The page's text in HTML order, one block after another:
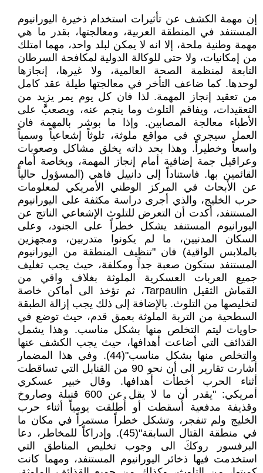
إن مهمة الكشف عن تأثيرات استخدام ذخيرة اليورانيوم
المستنفد في المنطقة العربية، ومعالجتها، بقدر ما هي
مهمة وطنية ملحة، إلا انه لا يمكن لبلد واحد، مهما امتلك
من إمكانيات، ولا حتى للوكالة الدولية لمكافحة السرطان
التابعة لمنظمة الصحة العالمية، ولا غيرها، إنجازها
لوحدها. كما ضاعف التأخر في معالجتها طيلة عقد كامل
من تعقيد إنجاز المهمة. لذا فان كل يوم يمر يزيد من
التعقيدات، ويفاقم التلوث وما ينجم عنه، ويصعبَّ على
الأطباء معالجة المصابين. وإذا ما بوشر بالمهمة فان
العمل سيجري في مواقع ملوثة، تلوثاً إشعاعياً وسمياً
واسعاً وخطيراً. وهذا بحد ذاته يخلق مشاكل وصعوبات
وعراقيل جمة إضافية أمام إنجاز المهمة، وبخاصة أمام
القائمين بها. فاستناداً إلى دانييل فاهي (المسؤول حالياً
عن الأبحاث في المركز الوطني الأمريكي لمعلومات
حرب الخليج، والذي أجرى دراسة مكثفة على اليورانيوم
المستنفد، أكدت أن التعرض للتلوث الإشعاعي الناتج عن
اليورانيوم المستنفد يشكل خطراً على الجنود، وعلى
السكان المدنيين، ما لم يكونوا متدربين، ومجهزين
بالملابس الواقية) فان "تنظيف المنطقة من اليورانيوم
المستنفد ستكون صعبة جداً ومكلفة، حيث يجب تغليف
جميع العربات العسكرية الملوثة بغلاف واقي من
القماش الثقيل Tarpaulin، ثم تؤخذ الى أماكن خاصة
لتخليصها من التلوث. بالإضافة إلى ذلك يجب إزالة الطبقة
السطحية من التربة الملوثة بعمق قدم، حيث توضع في
حاويات ليتم التخلص منها بشكل مناسب. وهذا يشمل
القذائف التي أضاعت أهدافها، حيث يجب الكشف عنها
والتخلص منها بشكل مناسب"(44). وفي هذا المضمار
أشارت تقارير الى أن نحو 90 من القنابل التي تساقطت
أثناء الحرب أخطأت أهدافها. وقال خبير عسكري
أمريكي: "يقدر أن ما لا يقل عن 600 قنبلة وصاروخ
وقذيفة مدفعية أُسقطت أو أُطلقت يومياً أثناء حرب
الخليج ولم تنفجر، وتشكل خطراً مستمراً في مكان ما
في منطقة القتال السابقة"(45). وإدراكاً للمخاطر، دعا
البرفسور روككَ الى وجوب تخليص المناطق التي
استخدمت فيها ذخائر اليورانيوم المستنفد، ومهما كانت